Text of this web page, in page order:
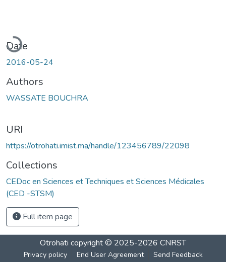
Date
2016-05-24
Authors
WASSATE BOUCHRA
URI
https://otrohati.imist.ma/handle/123456789/22098
Collections
CEDoc en Sciences et Techniques et Sciences Médicales
(CED -STSM)
Full item page
Otrohati copyright © 2025-2026 CNRST
Privacy policy End User Agreement Send Feedback